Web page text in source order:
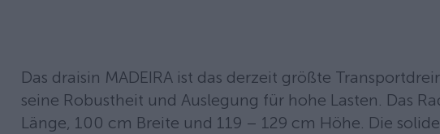
Das draisin MADEIRA ist das derzeit größte
seine Robustheit und Auslegung für hohe Lasten. Das
Länge, 100 cm Breite und 119 – 129 cm Höhe. Die